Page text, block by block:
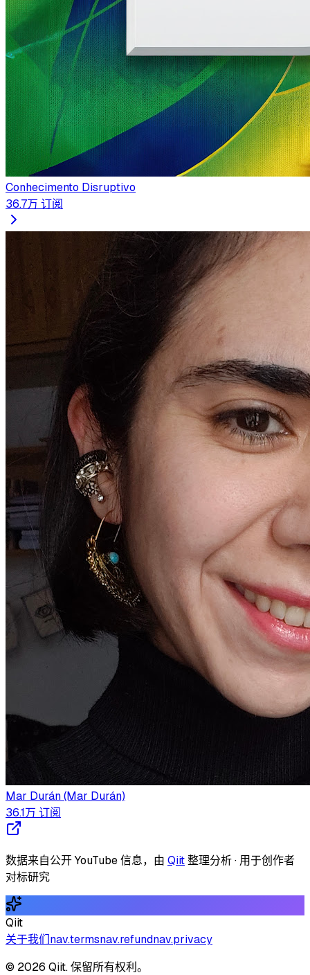
Conhecimento Disruptivo
36.7万 订阅
Mar Durán (Mar Durán)
36.1万 订阅
数据来自公开 YouTube 信息，由 Qiit整理分析 · 用于创作者
对标研究
Qiit
关于我们nav.termsnav.refundnav.privacy
© 2026 Qiit. 保留所有权利。